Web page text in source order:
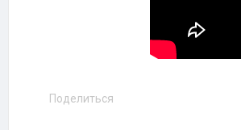
Поделиться